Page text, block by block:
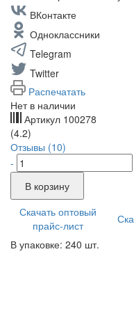
ВКонтакте
Одноклассники
Telegram
Twitter
Распечатать
Нет в наличии
Артикул 100278
(4.2)
Отзывы (10)
-
В корзину
Скачать оптовый
прайс-лист
В упаковке: 240 шт.